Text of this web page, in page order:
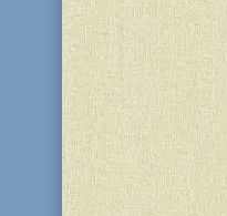
детства в
путешествие